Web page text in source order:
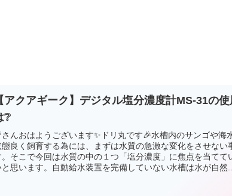
【アクアギーク】デジタル塩分濃度計MS-31の
❔
さんおはようございます✨ドリ丸です🎉水槽内のサンゴや海
態良く飼育する為には、まずは水質の急激な変化をさせない
。そこで今回は水質の中の１つ「塩分濃度」に焦点を当てて
と思います。自動給水装置を完備していない水槽は水が自然...